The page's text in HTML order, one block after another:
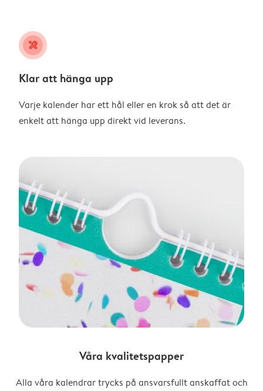
tools
Klar att hänga upp
Varje kalender har ett hål eller en krok så att det är
enkelt att hänga upp direkt vid leverans.
Våra kvalitetspapper
Alla våra kalendrar trycks på ansvarsfullt anskaffat och